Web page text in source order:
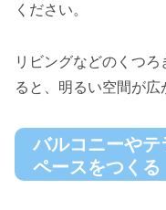
ください。
リビングなどのくつ
ると、明るい空間が広
バルコニーや
ペースをつくる